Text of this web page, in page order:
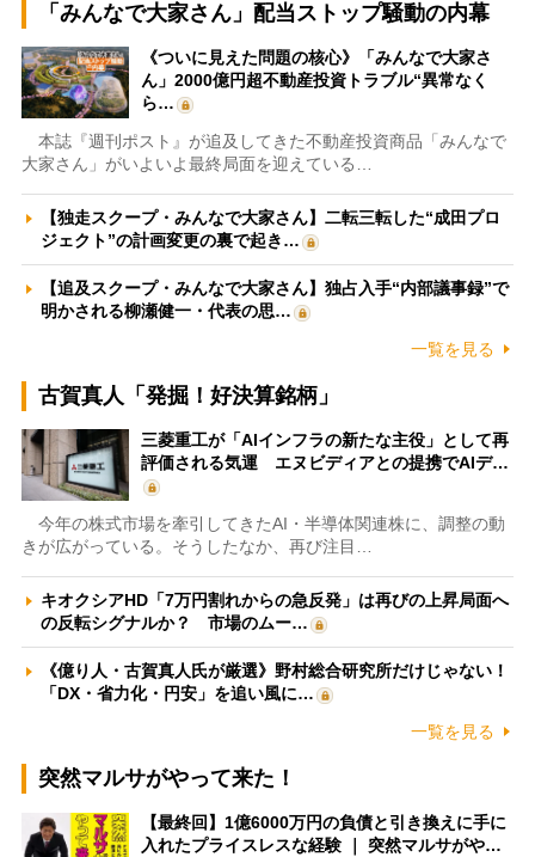
「みんなで大家さん」配当ストップ騒動の内幕
《ついに見えた問題の核心》「みんなで大家さ
ん」2000億円超不動産投資トラブル“異常なく
ら…
本誌『週刊ポスト』が追及してきた不動産投資商品「みんなで
大家さん」がいよいよ最終局面を迎えている…
【独走スクープ・みんなで大家さん】二転三転した“成田プロ
ジェクト”の計画変更の裏で起き…
【追及スクープ・みんなで大家さん】独占入手“内部議事録”で
明かされる柳瀬健一・代表の思…
一覧を見る
古賀真人「発掘！好決算銘柄」
三菱重工が「AIインフラの新たな主役」として再
評価される気運 エヌビディアとの提携でAIデ…
今年の株式市場を牽引してきたAI・半導体関連株に、調整の動
きが広がっている。そうしたなか、再び注目…
キオクシアHD「7万円割れからの急反発」は再びの上昇局面へ
の反転シグナルか？ 市場のムー…
《億り人・古賀真人氏が厳選》野村総合研究所だけじゃない！
「DX・省力化・円安」を追い風に…
一覧を見る
突然マルサがやって来た！
【最終回】1億6000万円の負債と引き換えに手に
入れたプライスレスな経験 ｜ 突然マルサがや…